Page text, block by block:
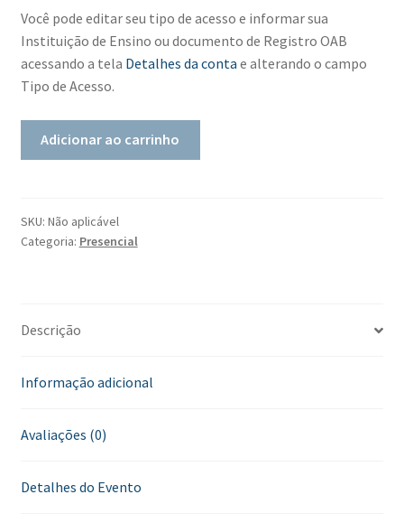
feminina
quantidade
Você pode editar seu tipo de acesso e informar sua
Instituição de Ensino ou documento de Registro OAB
acessando a tela Detalhes da conta e alterando o campo
Tipo de Acesso.
Adicionar ao carrinho
SKU: Não aplicável
Categoria: Presencial
Descrição
Informação adicional
Avaliações (0)
Detalhes do Evento